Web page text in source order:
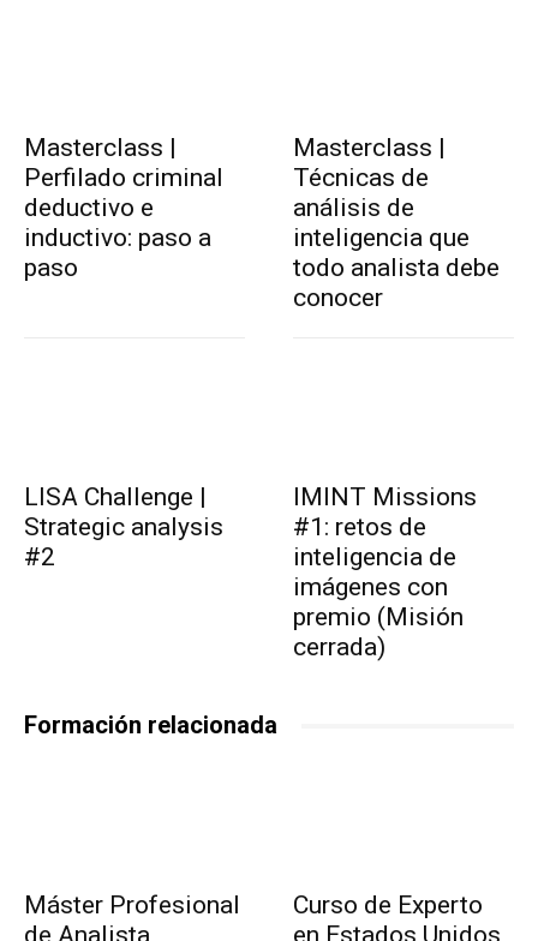
Masterclass |
Perfilado criminal
deductivo e
inductivo: paso a
paso
Masterclass |
Técnicas de
análisis de
inteligencia que
todo analista debe
conocer
LISA Challenge |
Strategic analysis
#2
IMINT Missions
#1: retos de
inteligencia de
imágenes con
premio (Misión
cerrada)
Formación relacionada
Máster Profesional
Curso de Experto